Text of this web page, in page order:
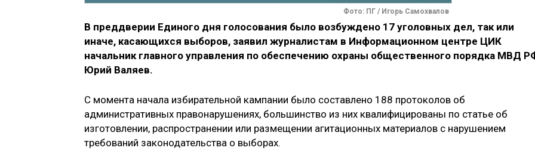
Фото: ПГ / Игорь Самохвалов
В преддверии Единого дня голосования было возбуждено 17 уголовных дел, так или
иначе, касающихся выборов, заявил журналистам в Информационном центре ЦИК
начальник главного управления по обеспечению охраны общественного порядка МВД
Юрий Валяев.
С момента начала избирательной кампании было составлено 188 протоколов об
административных правонарушениях, большинство из них квалифицированы по статье об
изготовлении, распространении или размещении агитационных материалов с нарушением
требований законодательства о выборах.